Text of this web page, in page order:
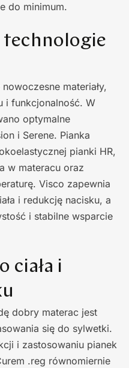
do minimum.
technologie
materiały,
i funkcjonalność. W
optymalne
i Serene. Pianka
pianki HR,
w materacu oraz
Visco zapewnia
i redukcję nacisku, a
i stabilne wsparcie
ciała i
dobry materac jest
się do sylwetki.
i zastosowaniu pianek
.reg równomiernie